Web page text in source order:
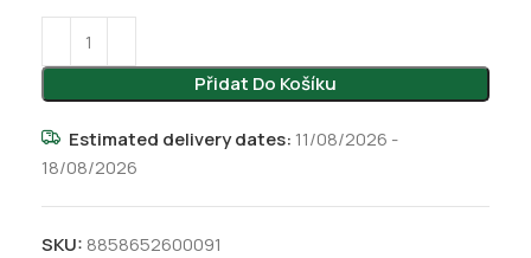
Přidat Do Košíku
Estimated delivery dates: 11/08/2026 -
18/08/2026
SKU: 8858652600091